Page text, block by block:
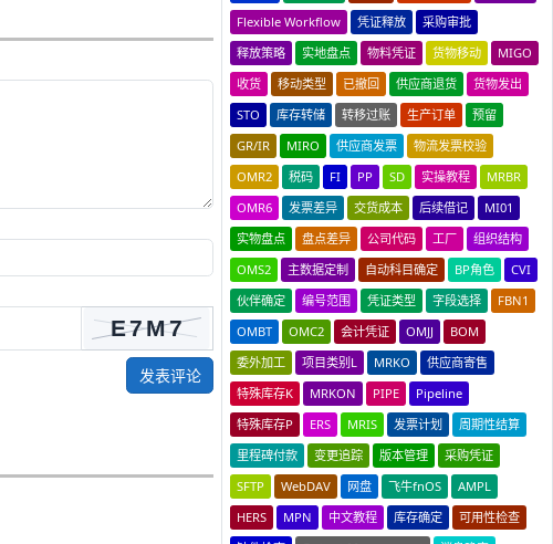
发表评论
Flexible Workflow
凭证释放
采购审批
释放策略
实地盘点 物料凭证 货物移动
MIGO
收货
移动类型 已撤回 供应商退货
货物发出
STO
库存转储 转移过账 生产订单
预留
GR/IR
MIRO 供应商发票
物流发票校验
OMR2
税码 FI PP SD 实操教程
MRBR
OMR6
发票差异 交货成本 后续借记
MI01
实物盘点
盘点差异 公司代码 工厂
组织结构
OMS2
主数据定制 自动科目确定 BP角色
CVI
伙伴确定
编号范围 凭证类型 字段选择
FBN1
OMBT
OMC2 会计凭证 OMJJ
BOM
委外加工
项目类别L MRKO
供应商寄售
特殊库存K
MRKON PIPE
Pipeline
特殊库存P
ERS MRIS 发票计划
周期性结算
里程碑付款
变更追踪 版本管理
采购凭证
SFTP
WebDAV 网盘 飞牛fnOS
AMPL
HERS
MPN 中文教程 库存确定
可用性检查